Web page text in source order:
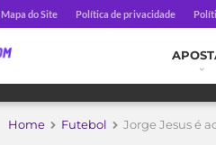
Mapa do Site Política de privacidade
Home Futebol Jorge Jesus é